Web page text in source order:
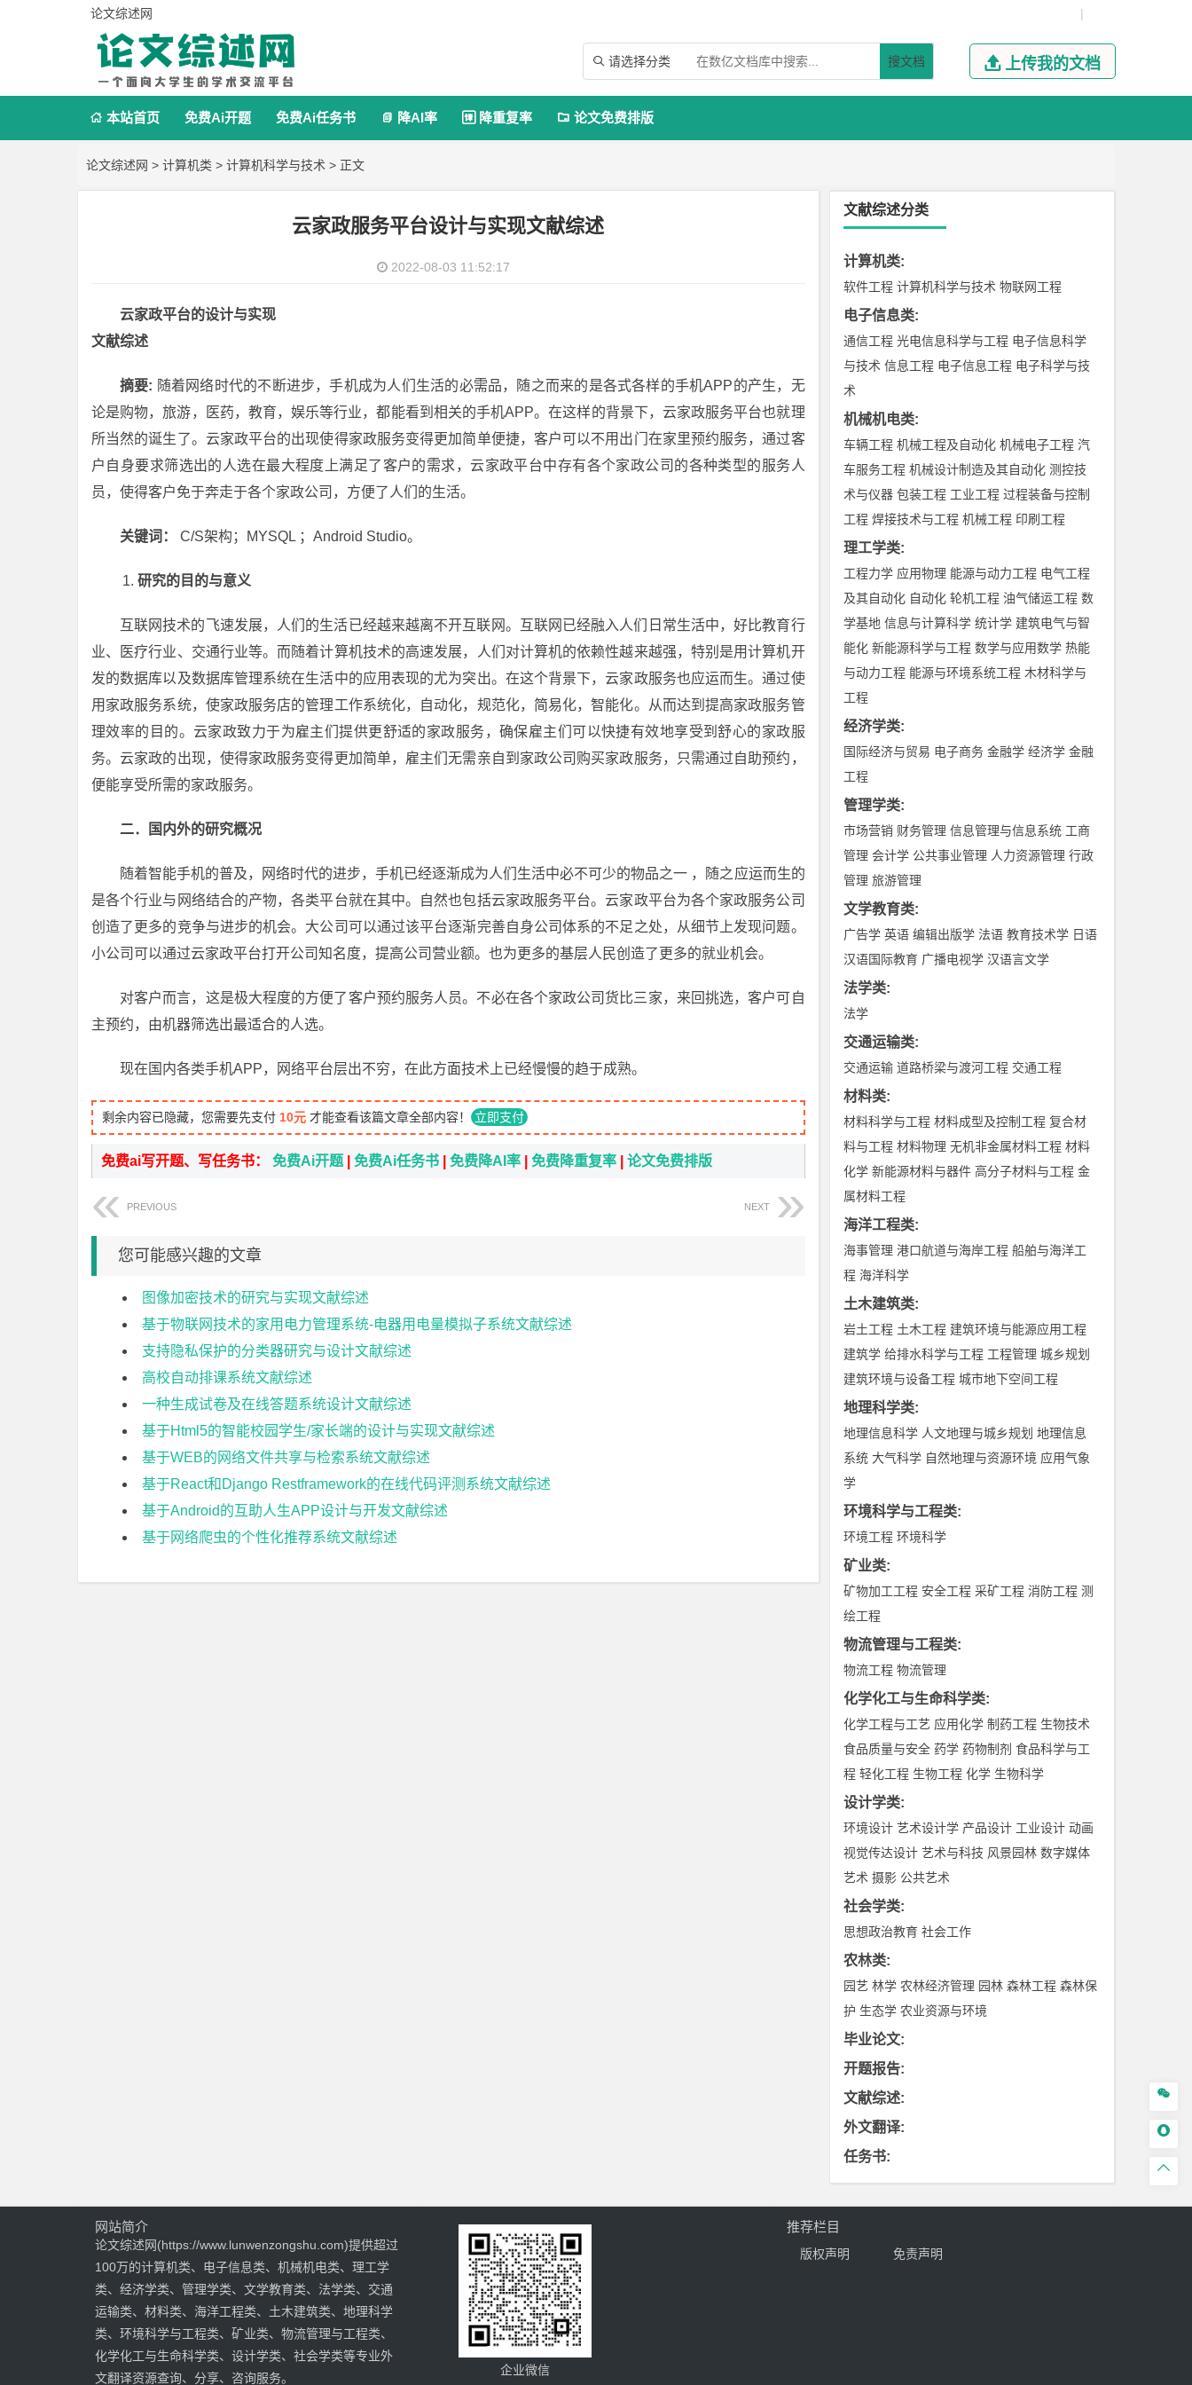
论文综述网 |
 请选择分类 搜文档  上传我的文档
 本站首页 免费Ai开题 免费Ai任务书  降AI率  降重复率  论文免费排版
论文综述网 > 计算机类 > 计算机科学与技术 > 正文
云家政服务平台设计与实现文献综述
2022-08-03 11:52:17
云家政平台的设计与实现
文献综述
摘要: 随着网络时代的不断进步，手机成为人们生活的必需品，随之而来的是各式各样的手机APP的产生，无
论是购物，旅游，医药，教育，娱乐等行业，都能看到相关的手机APP。在这样的背景下，云家政服务平台也就理
所当然的诞生了。云家政平台的出现使得家政服务变得更加简单便捷，客户可以不用出门在家里预约服务，通过客
户自身要求筛选出的人选在最大程度上满足了客户的需求，云家政平台中存有各个家政公司的各种类型的服务人
员，使得客户免于奔走于各个家政公司，方便了人们的生活。
关键词： C/S架构；MYSQL ；Android Studio。
研究的目的与意义
互联网技术的飞速发展，人们的生活已经越来越离不开互联网。互联网已经融入人们日常生活中，好比教育行
业、医疗行业、交通行业等。而随着计算机技术的高速发展，人们对计算机的依赖性越来越强，特别是用计算机开
发的数据库以及数据库管理系统在生活中的应用表现的尤为突出。在这个背景下，云家政服务也应运而生。通过使
用家政服务系统，使家政服务店的管理工作系统化，自动化，规范化，简易化，智能化。从而达到提高家政服务管
理效率的目的。云家政致力于为雇主们提供更舒适的家政服务，确保雇主们可以快捷有效地享受到舒心的家政服
务。云家政的出现，使得家政服务变得更加简单，雇主们无需亲自到家政公司购买家政服务，只需通过自助预约，
便能享受所需的家政服务。
二．国内外的研究概况
随着智能手机的普及，网络时代的进步，手机已经逐渐成为人们生活中必不可少的物品之一 ，随之应运而生的
是各个行业与网络结合的产物，各类平台就在其中。自然也包括云家政服务平台。云家政平台为各个家政服务公司
创造了更多的竞争与进步的机会。大公司可以通过该平台逐渐完善自身公司体系的不足之处，从细节上发现问题。
小公司可以通过云家政平台打开公司知名度，提高公司营业额。也为更多的基层人民创造了更多的就业机会。
对客户而言，这是极大程度的方便了客户预约服务人员。不必在各个家政公司货比三家，来回挑选，客户可自
主预约，由机器筛选出最适合的人选。
现在国内各类手机APP，网络平台层出不穷，在此方面技术上已经慢慢的趋于成熟。
剩余内容已隐藏，您需要先支付 10元 才能查看该篇文章全部内容！ 立即支付
免费ai写开题、写任务书： 免费Ai开题 免费Ai任务书 免费降AI率 免费降重复率 论文免费排版
PREVIOUS NEXT
您可能感兴趣的文章
图像加密技术的研究与实现文献综述
基于物联网技术的家用电力管理系统-电器用电量模拟子系统文献综述
支持隐私保护的分类器研究与设计文献综述
高校自动排课系统文献综述
一种生成试卷及在线答题系统设计文献综述
基于Html5的智能校园学生/家长端的设计与实现文献综述
基于WEB的网络文件共享与检索系统文献综述
基于React和Django Restframework的在线代码评测系统文献综述
基于Android的互助人生APP设计与开发文献综述
基于网络爬虫的个性化推荐系统文献综述
文献综述分类
计算机类:
软件工程 计算机科学与技术 物联网工程
电子信息类:
通信工程 光电信息科学与工程 电子信息科学
与技术 信息工程 电子信息工程 电子科学与技
术
机械机电类:
车辆工程 机械工程及自动化 机械电子工程 汽
车服务工程 机械设计制造及其自动化 测控技
术与仪器 包装工程 工业工程 过程装备与控制
工程 焊接技术与工程 机械工程 印刷工程
理工学类:
工程力学 应用物理 能源与动力工程 电气工程
及其自动化 自动化 轮机工程 油气储运工程 数
学基地 信息与计算科学 统计学 建筑电气与智
能化 新能源科学与工程 数学与应用数学 热能
与动力工程 能源与环境系统工程 木材科学与
工程
经济学类:
国际经济与贸易 电子商务 金融学 经济学 金融
工程
管理学类:
市场营销 财务管理 信息管理与信息系统 工商
管理 会计学 公共事业管理 人力资源管理 行政
管理 旅游管理
文学教育类:
广告学 英语 编辑出版学 法语 教育技术学 日语
汉语国际教育 广播电视学 汉语言文学
法学类:
法学
交通运输类:
交通运输 道路桥梁与渡河工程 交通工程
材料类:
材料科学与工程 材料成型及控制工程 复合材
料与工程 材料物理 无机非金属材料工程 材料
化学 新能源材料与器件 高分子材料与工程 金
属材料工程
海洋工程类:
海事管理 港口航道与海岸工程 船舶与海洋工
程 海洋科学
土木建筑类:
岩土工程 土木工程 建筑环境与能源应用工程
建筑学 给排水科学与工程 工程管理 城乡规划
建筑环境与设备工程 城市地下空间工程
地理科学类:
地理信息科学 人文地理与城乡规划 地理信息
系统 大气科学 自然地理与资源环境 应用气象
学
环境科学与工程类:
环境工程 环境科学
矿业类:
矿物加工工程 安全工程 采矿工程 消防工程 测
绘工程
物流管理与工程类:
物流工程 物流管理
化学化工与生命科学类:
化学工程与工艺 应用化学 制药工程 生物技术
食品质量与安全 药学 药物制剂 食品科学与工
程 轻化工程 生物工程 化学 生物科学
设计学类:
环境设计 艺术设计学 产品设计 工业设计 动画
视觉传达设计 艺术与科技 风景园林 数字媒体
艺术 摄影 公共艺术
社会学类:
思想政治教育 社会工作
农林类:
园艺 林学 农林经济管理 园林 森林工程 森林保
护 生态学 农业资源与环境
毕业论文:
开题报告:
文献综述:
外文翻译:
任务书:



网站简介
论文综述网(https://www.lunwenzongshu.com)提供超过
100万的计算机类、电子信息类、机械机电类、理工学
类、经济学类、管理学类、文学教育类、法学类、交通
运输类、材料类、海洋工程类、土木建筑类、地理科学
类、环境科学与工程类、矿业类、物流管理与工程类、
化学化工与生命科学类、设计学类、社会学类等专业外
文翻译资源查询、分享、咨询服务。
企业微信
推荐栏目
版权声明 免责声明